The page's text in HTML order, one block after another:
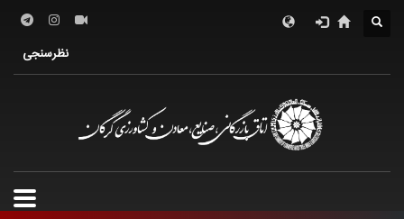
درباره اتاق
معرفی استان
نظرسنجی